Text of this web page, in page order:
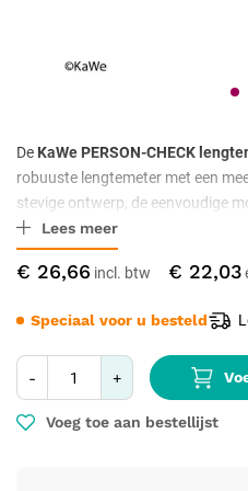
€ 26,66 € 22,03
- +
Voeg toe aan bestellijst
Speciaal voor u besteld
De KaWe PERSON-CHECK
robuuste lengtemeter met een
stevige ontwerp, de eenvoudige
schaalverdeling is dit apparaat
professioneel gebruik.
Lees meer